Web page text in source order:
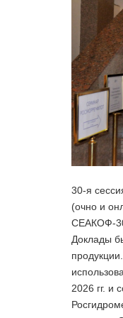
30-я
(очно и
СЕАКОФ-30
Доклады
2026 гг. и